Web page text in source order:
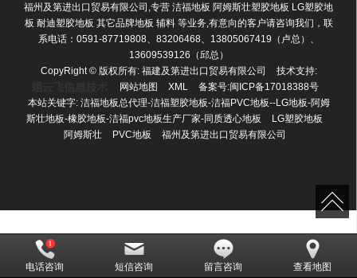
福州及第进出口贸易有限公司,专营 洁福地板 阿姆斯壮塑胶地板 LG塑胶地
板 耐迪塑胶地板 其它品牌地板 辅料 等业务,有意向的客户请咨询我们，联
系电话：0591-87719808、83206468、13805067419（卢总）、
13609539126（邱总）
CopyRight © 版权所有: 福建及第进出口贸易有限公司
技术支持:
网站地图
XML 备案号:闽ICP备17018388号
本站关键字: 洁福地板总代理-洁福塑胶地板-洁福PVC地板--LG地板-阿姆
斯壮地板-橡胶地板-洁福pvc地板生产厂家-同质透心地板
LG塑胶地板
阿姆斯壮
PVC地板 福州及第进出口贸易有限公司
电话咨询 短信咨询 留言咨询 查看地图